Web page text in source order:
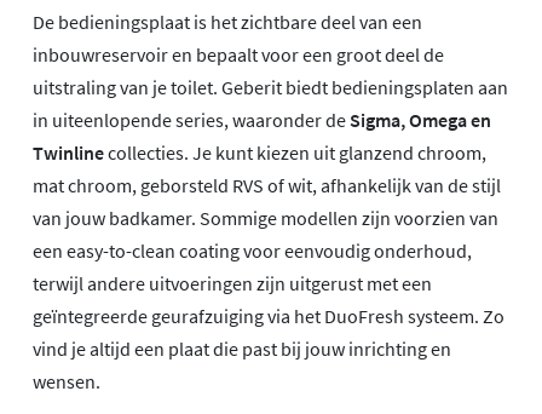
De bedieningsplaat is het zichtbare deel van een
inbouwreservoir en bepaalt voor een groot deel de
uitstraling van je toilet. Geberit biedt bedieningsplaten aan
in uiteenlopende series, waaronder deSigma, Omega en
Twinlinecollecties. Je kunt kiezen uit glanzend chroom,
mat chroom, geborsteld RVS of wit, afhankelijk van de stijl
van jouw badkamer. Sommige modellen zijn voorzien van
een easy-to-clean coating voor eenvoudig onderhoud,
terwijl andere uitvoeringen zijn uitgerust met een
geïntegreerde geurafzuiging via het DuoFresh systeem. Zo
vind je altijd een plaat die past bij jouw inrichting en
wensen.